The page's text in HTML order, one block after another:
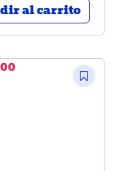
al carrito